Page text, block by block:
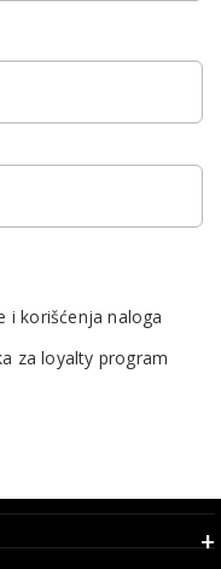
i korišćenja naloga
za loyalty program